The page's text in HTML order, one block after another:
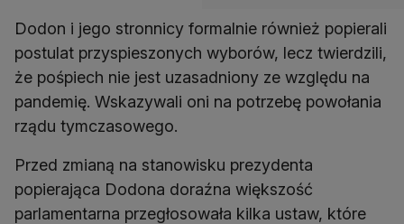
Dodon i jego stronnicy formalnie również popierali
postulat przyspieszonych wyborów, lecz twierdzili,
że pośpiech nie jest uzasadniony ze względu na
pandemię. Wskazywali oni na potrzebę powołania
rządu tymczasowego.
Przed zmianą na stanowisku prezydenta
popierająca Dodona doraźna większość
parlamentarna przegłosowała kilka ustaw, które